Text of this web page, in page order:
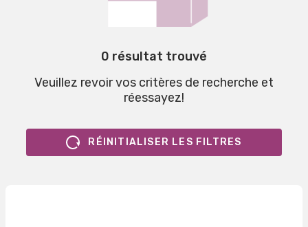
0 résultat trouvé
Veuillez revoir vos critères de recherche et
réessayez!
RÉINITIALISER LES FILTRES